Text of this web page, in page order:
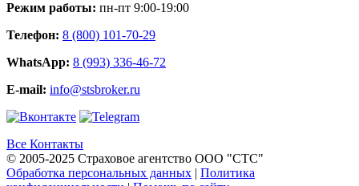
Режим работы: пн-пт 9:00-19:00
Телефон: 8 (800) 101-70-29
WhatsApp: 8 (993) 336-46-72
E-mail: info@stsbroker.ru
Все Контакты
© 2005-2025 Страховое агентство ООО "СТС"
Обработка персональных данных
Политика